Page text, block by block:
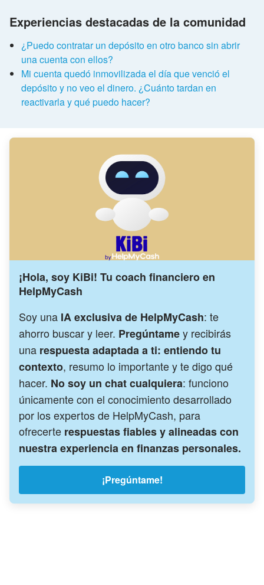
Experiencias destacadas de la comunidad
¿Puedo contratar un depósito en otro banco sin abrir
una cuenta con ellos?
Mi cuenta quedó inmovilizada el día que venció el
depósito y no veo el dinero. ¿Cuánto tardan en
reactivarla y qué puedo hacer?
¡Hola, soy KiBi! Tu coach financiero en
HelpMyCash
Soy una IA exclusiva de HelpMyCash: te
ahorro buscar y leer. Pregúntamey recibirás
una respuesta adaptada a ti: entiendo tu
contexto, resumo lo importante y te digo qué
hacer. No soy un chat cualquiera: funciono
únicamente con el conocimiento desarrollado
por los expertos de HelpMyCash, para
ofrecerte respuestas fiables y alineadas con
nuestra experiencia en finanzas personales.
¡Pregúntame!